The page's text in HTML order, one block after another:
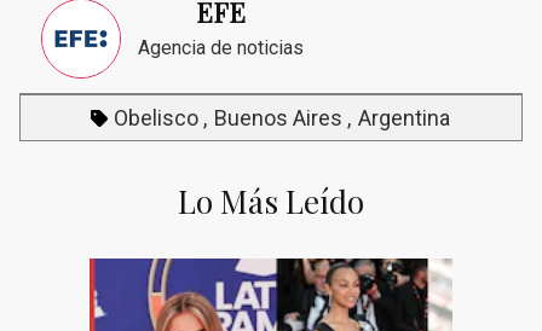
EFE
Agencia de noticias
Obelisco Buenos Aires Argentina
Lo Más Leído